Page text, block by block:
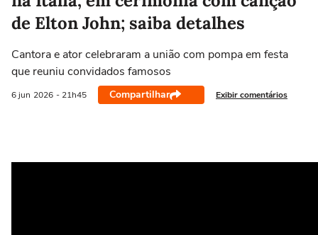
de Elton John; saiba detalhes
Cantora e ator celebraram a união com pompa em festa
que reuniu convidados famosos
6 jun 2026 - 21h45 Compartilhar Exibir comentários